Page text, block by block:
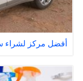
أفضل مركز لشراء